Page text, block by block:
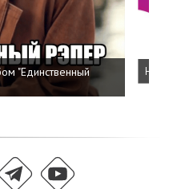
"Единственный